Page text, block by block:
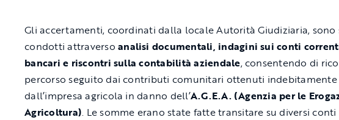
Gli accertamenti, coordinati dalla locale Autorità Giudiziaria, sono
condotti attraversoanalisi documentali, indagini sui conti
bancari e riscontri sulla contabilità aziendale, consentendo di
percorso seguito dai contributi comunitari ottenuti indebitamente
dall’impresa agricola in danno dell’A.G.E.A. (Agenzia per le
Agricoltura). Le somme erano state fatte transitare su diversi